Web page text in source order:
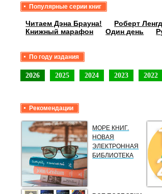
Популярные серии книг
Читаем Дэна Брауна! Роберт
Книжный марафон
Один день
По году издания
2026 2025 2024 2023 2022
Рекомендации
МОРЕ КНИГ.
НОВАЯ
ЭЛЕКТРОННАЯ
БИБЛИОТЕКА